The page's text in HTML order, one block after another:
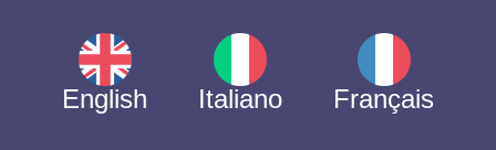
English Italiano Français